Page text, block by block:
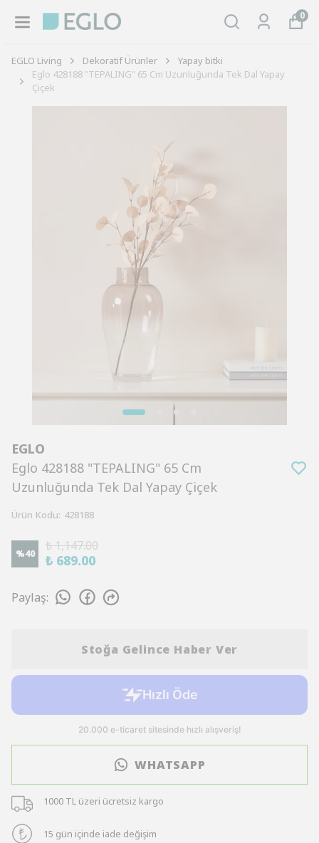
0
EGLO Living Dekoratif Ürünler
Yapay bitki
Eglo 428188 "TEPALING" 65 Cm Uzunluğunda Tek Dal Yapay
Çiçek
EGLO
Eglo 428188 "TEPALING" 65 Cm
Uzunluğunda Tek Dal Yapay Çiçek
Ürün Kodu: 428188
%40
₺ 1,147.00
₺ 689.00
Paylaş:
Stoğa Gelince Haber Ver
WHATSAPP
1000 TL üzeri ücretsiz kargo
15 gün içinde iade değişim